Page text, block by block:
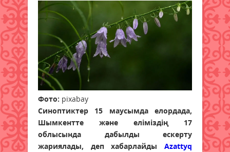
Фото: pixabay
Синоптиктер 15 маусымда елордада,
Шымкентте және еліміздің 17
облысында дабылды ескерту
жариялады, деп хабарлайды Azattyq